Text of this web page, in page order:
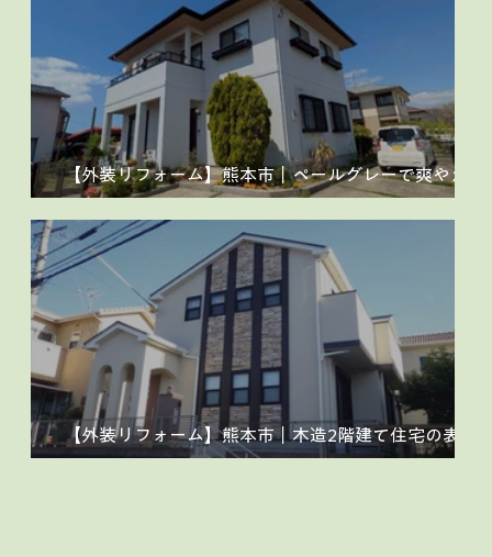
【外装リフォーム】熊本市｜ペールグレーで爽やかな
【外装リフォーム】熊本市｜木造2階建て住宅の表情